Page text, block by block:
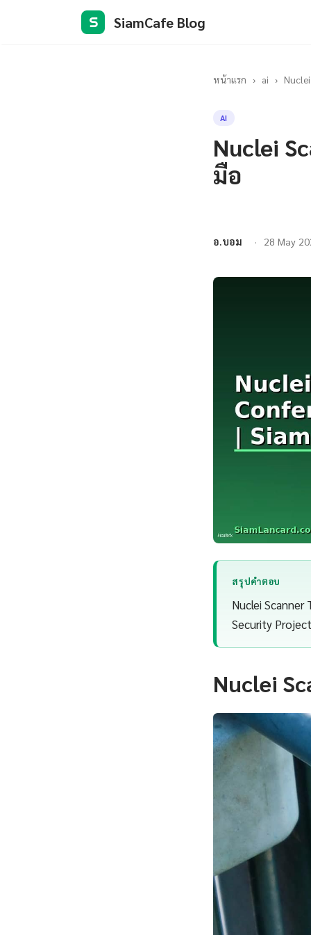
S SiamCafe Blog
หน้าแรก › ai ›
AI
Nuclei
มือ
อ.บอม 28 May
สรุปคำตอบ
Nuclei
Security
Nuclei